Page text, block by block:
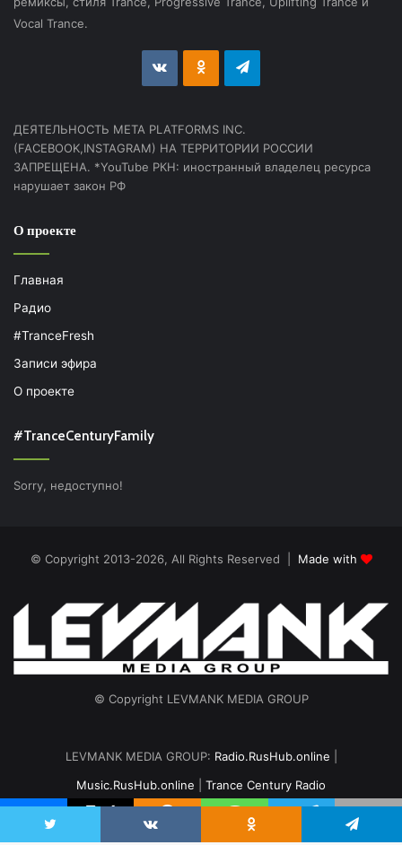
Vocal Trance.
vk.com Odnoklassniki
Telegram
ДЕЯТЕЛЬНОСТЬ МЕТА PLATFORMS INC.
(FACEBOOK,INSTAGRAM) НА ТЕРРИТОРИИ РОССИИ
ЗАПРЕЩЕНА. *YouTube РКН: иностранный владелец ресурса
нарушает закон РФ
О проекте
Главная
Радио
#TranceFresh
Записи эфира
О проекте
#TranceCenturyFamily
Sorry, недоступно!
© Copyright 2013-2026, All Rights Reserved | Made with
© Copyright LEVMANK MEDIA GROUP
LEVMANK MEDIA GROUP: Radio.RusHub.online
Music.RusHub.online
Trance Century Radio